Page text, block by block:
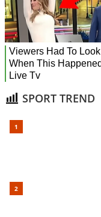
SPORT TREND